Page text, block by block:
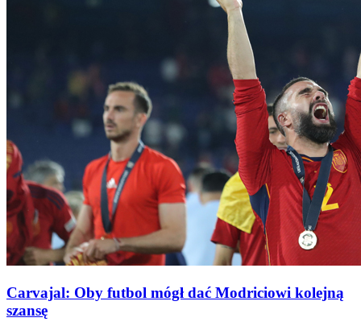
Carvajal: Oby futbol mógł dać Modriciowi kolejną
szansę